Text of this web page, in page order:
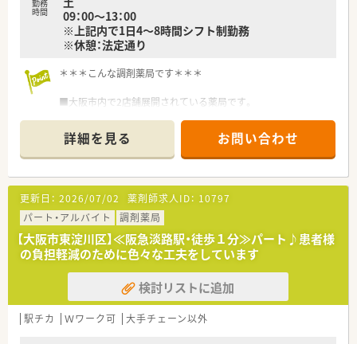
勤務
時間
09：00～13：00
※上記内で1日4～8時間シフト制勤務
※休憩：法定通り
＊＊＊こんな調剤薬局です＊＊＊
■大阪市内で2店舗展開されている薬局です。
■アットホームな社風で10年以上ご活躍の社員さまもいらっし
ゃいます。
仲のいい雰囲気が魅力です！
■正社員より時間をセーブして働きたいという方におすすめ≪
週30時間・社保パート≫の募集です。
詳細を見る お問い合わせ
更新日： 2026/07/02 薬剤師求人ID： 10797
パート・アルバイト
調剤薬局
【大阪市東淀川区】≪阪急淡路駅・徒歩１分≫パート♪患者様
の負担軽減のために色々な工夫をしています
検討リストに追加
駅チカ Ｗワーク可 大手チェーン以外